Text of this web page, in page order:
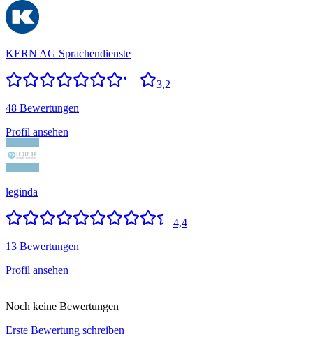
KERN AG Sprachendienste
3,2
48 Bewertungen
Profil ansehen
leginda
4,4
13 Bewertungen
Profil ansehen
—
Noch keine Bewertungen
Erste Bewertung schreiben